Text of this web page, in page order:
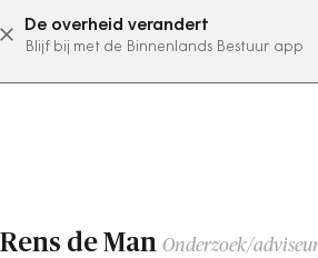
De overheid verandert
Blijf bij met de Binnenlands Bestuur app
abonneer nu
Rens de Man Onderzoek/